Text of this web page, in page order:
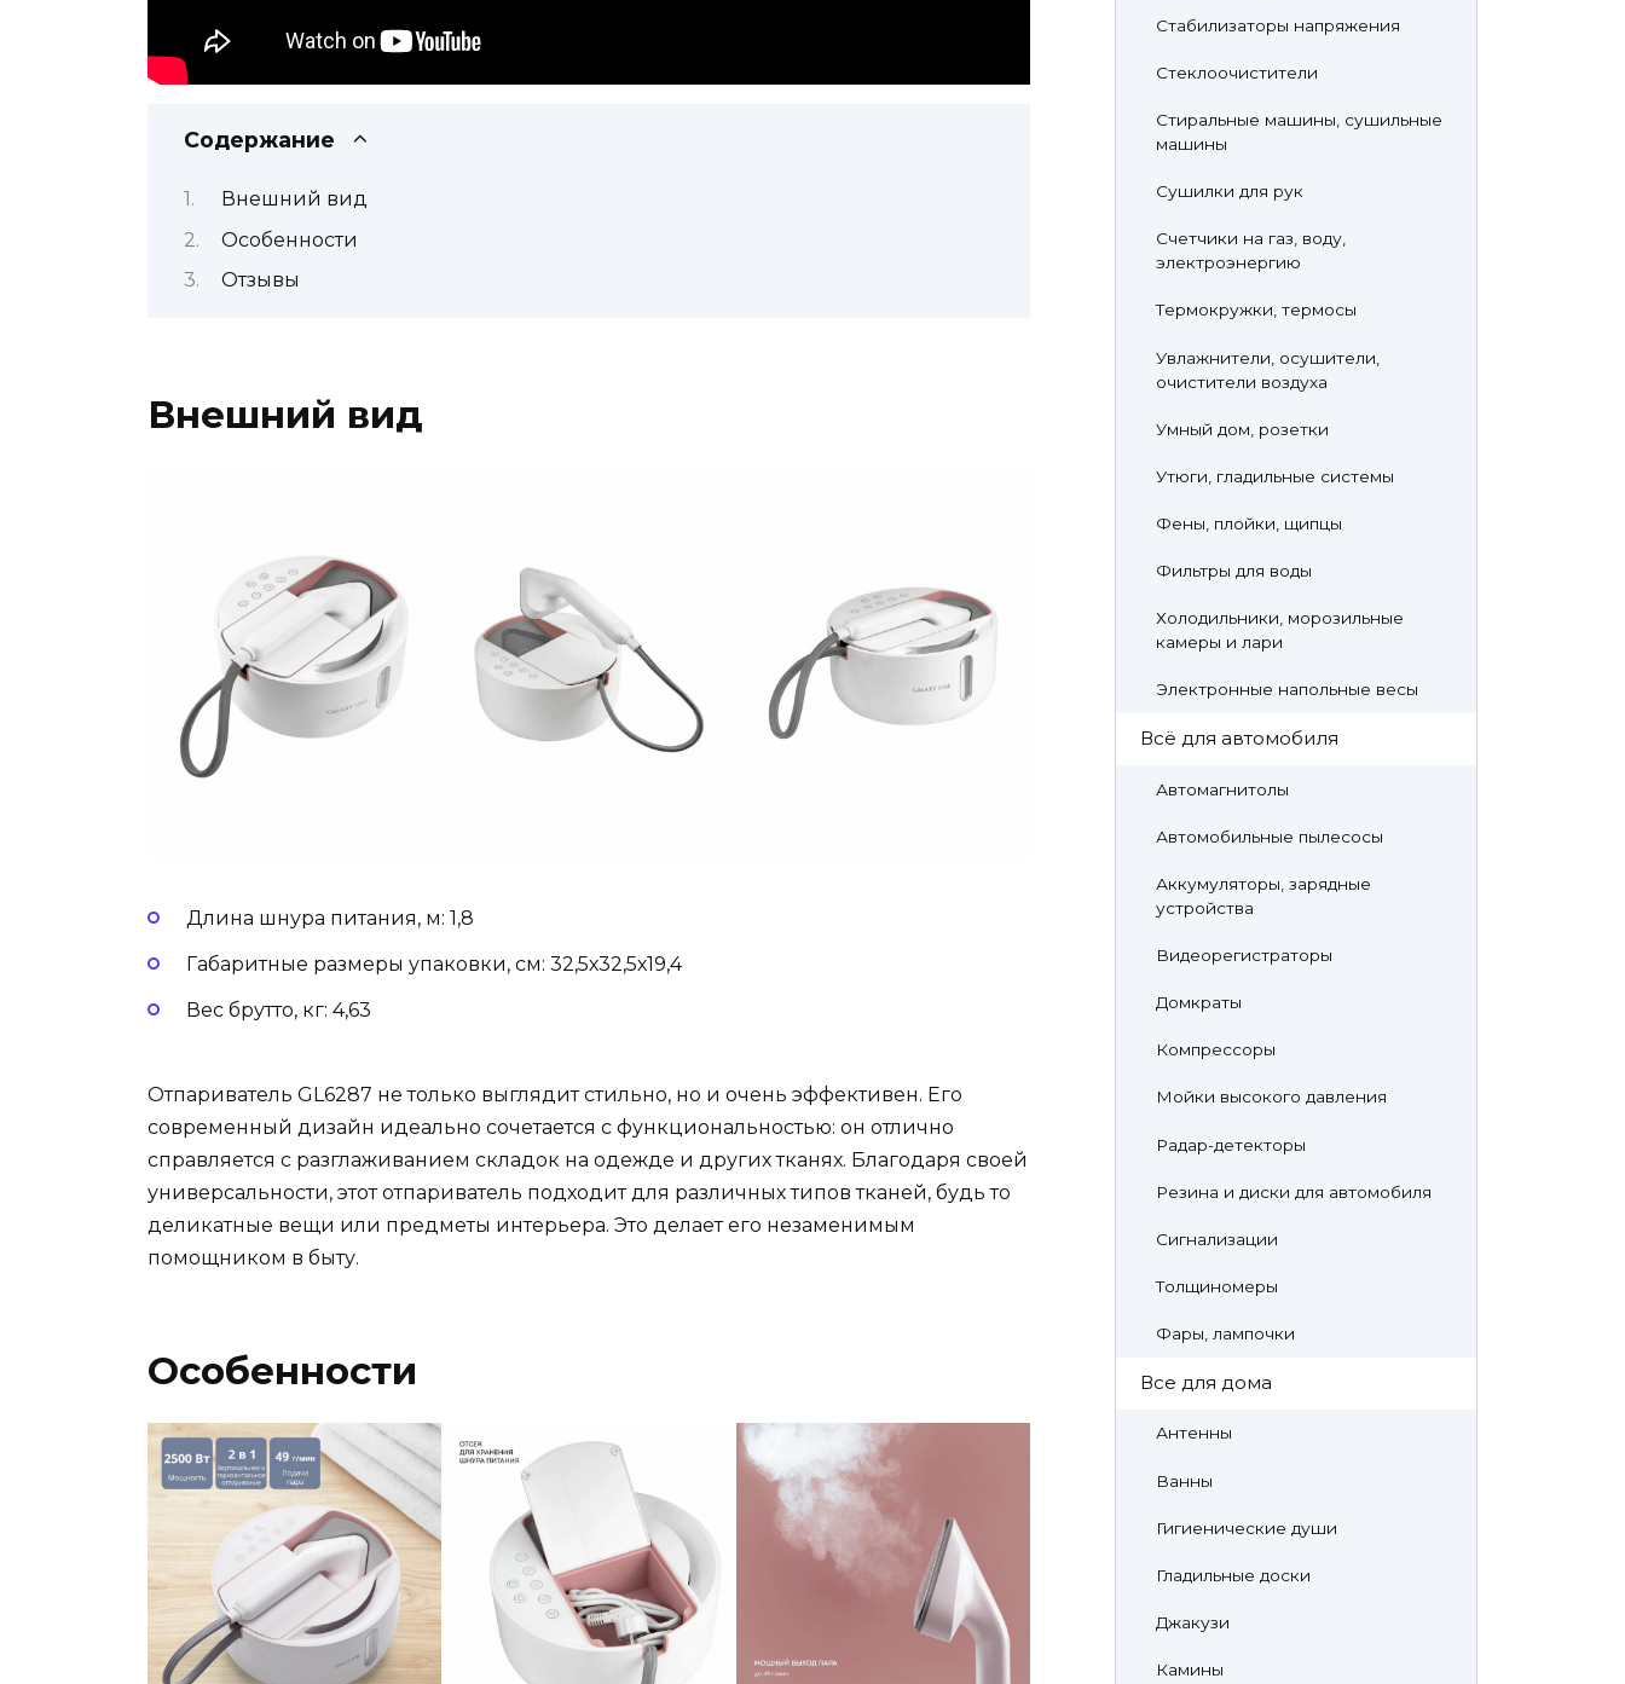
Содержание
Внешний вид
Особенности
Отзывы
Внешний вид
Длина шнура питания, м: 1,8
Габаритные размеры упаковки, см: 32,5х32,5х19,4
Вес брутто, кг: 4,63
Отпариватель GL6287 не только выглядит стильно, но и очень эффективен. Его
современный дизайн идеально сочетается с функциональностью: он отлично
справляется с разглаживанием складок на одежде и других тканях. Благодаря своей
универсальности, этот отпариватель подходит для различных типов тканей, будь то
деликатные вещи или предметы интерьера. Это делает его незаменимым
помощником в быту.
Особенности
Стабилизаторы напряжения
Стеклоочистители
Стиральные машины, сушильные
машины
Сушилки для рук
Счетчики на газ, воду,
электроэнергию
Термокружки, термосы
Увлажнители, осушители,
очистители воздуха
Умный дом, розетки
Утюги, гладильные системы
Фены, плойки, щипцы
Фильтры для воды
Холодильники, морозильные
камеры и лари
Электронные напольные весы
Всё для автомобиля
Автомагнитолы
Автомобильные пылесосы
Аккумуляторы, зарядные
устройства
Видеорегистраторы
Домкраты
Компрессоры
Мойки высокого давления
Радар-детекторы
Резина и диски для автомобиля
Сигнализации
Толщиномеры
Фары, лампочки
Все для дома
Антенны
Ванны
Гигиенические души
Гладильные доски
Джакузи
Камины